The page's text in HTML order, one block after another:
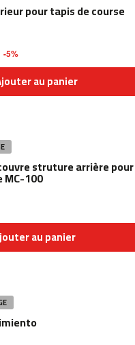
pour tapis de course
-5%
au panier
struture arrière pour
100
au panier